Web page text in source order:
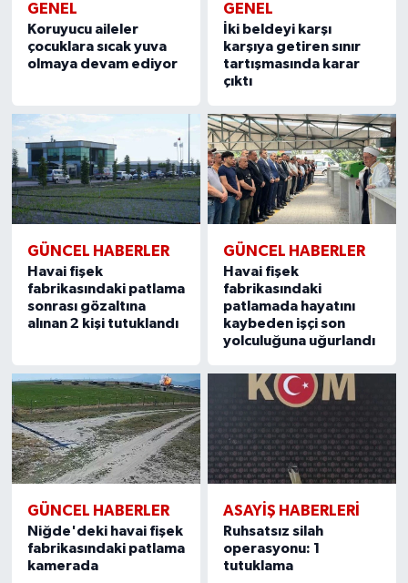
GENEL
Koruyucu aileler
çocuklara sıcak yuva
olmaya devam ediyor
GENEL
İki beldeyi karşı
karşıya getiren sınır
tartışmasında karar
çıktı
GÜNCEL HABERLER
Havai fişek
fabrikasındaki patlama
sonrası gözaltına
alınan 2 kişi tutuklandı
GÜNCEL HABERLER
Havai fişek
fabrikasındaki
patlamada hayatını
kaybeden işçi son
yolculuğuna uğurlandı
GÜNCEL HABERLER
Niğde'deki havai fişek
fabrikasındaki patlama
kamerada
ASAYİŞ HABERLERİ
Ruhsatsız silah
operasyonu: 1
tutuklama